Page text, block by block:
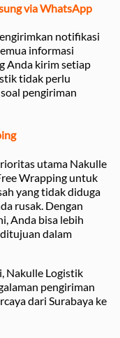
via WhatsApp
notifikasi
informasi
Anda kirim setiap
tidak perlu
pengiriman
utama Nakulle
Wrapping untuk
yang tidak diduga
rusak. Dengan
Anda bisa lebih
dalam
Nakulle Logistik
pengiriman
dari Surabaya ke